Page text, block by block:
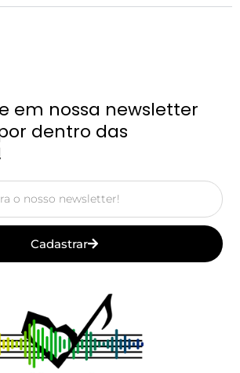
em nossa newsletter
dentro das
Cadastrar